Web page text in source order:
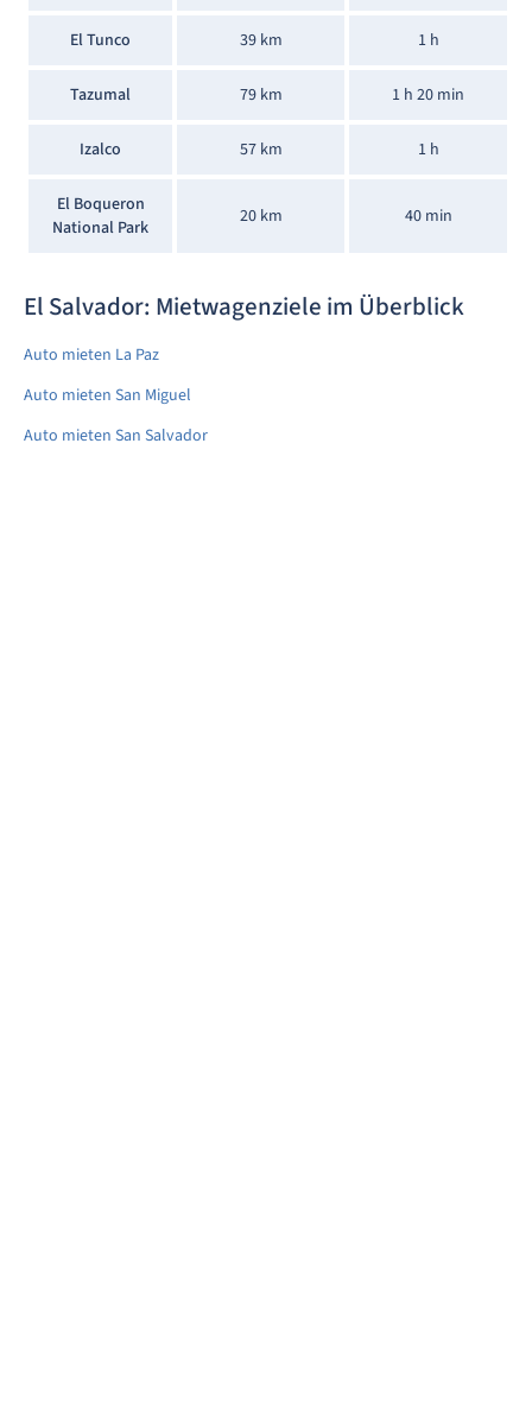
El Tunco 39 km 1 h
Tazumal 79 km 1 h 20 min
Izalco 57 km 1 h
El Boqueron
National Park
20 km 40 min
El Salvador: Mietwagenziele im Überblick
Auto mieten La Paz
Auto mieten San Miguel
Auto mieten San Salvador